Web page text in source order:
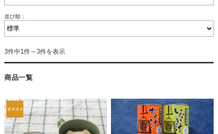
並び順：
3件中1件～3件を表示
商品一覧